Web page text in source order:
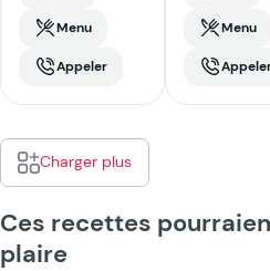
Menu
Appeler
Menu
Charger plus
Ces recettes
plaire